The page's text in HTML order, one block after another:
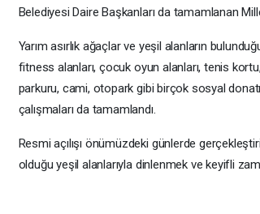
Belediyesi Daire Başkanları da tamamlanan
Yarım asırlık ağaçlar ve yeşil alanların
fitness alanları, çocuk oyun alanları, tenis
parkuru, cami, otopark gibi birçok sosyal
çalışmaları da tamamlandı.
Resmi açılışı önümüzdeki günlerde
olduğu yeşil alanlarıyla dinlenmek ve keyifli